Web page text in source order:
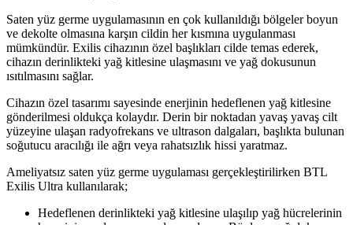
Saten yüz germe uygulamasının en çok kullanıldığı bölgeler boyun
ve dekolte olmasına karşın cildin her kısmına uygulanması
mümkündür. Exilis cihazının özel başlıkları cilde temas ederek,
cihazın derinlikteki yağ kitlesine ulaşmasını ve yağ dokusunun
ısıtılmasını sağlar.
Cihazın özel tasarımı sayesinde enerjinin hedeflenen yağ kitlesine
gönderilmesi oldukça kolaydır. Derin bir noktadan yavaş yavaş cilt
yüzeyine ulaşan radyofrekans ve ultrason dalgaları, başlıkta bulunan
soğutucu aracılığı ile ağrı veya rahatsızlık hissi yaratmaz.
Ameliyatsız saten yüz germe uygulaması gerçekleştirilirken BTL
Exilis Ultra kullanılarak;
Hedeflenen derinlikteki yağ kitlesine ulaşılıp yağ hücrelerinin